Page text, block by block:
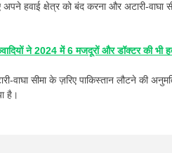
अपने हवाई क्षेत्र को बंद करना और अटारी-वाघा
ने 2024 में 6 मजदूरों और डॉक्टर की भी
वाघा सीमा के ज़रिए पाकिस्तान लौटने की
है।